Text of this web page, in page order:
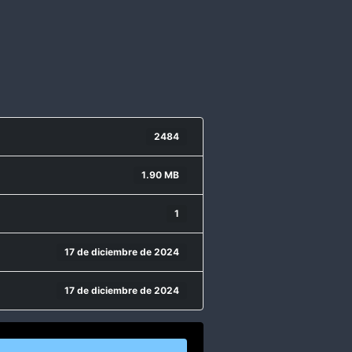
2484
1.90 MB
1
17 de diciembre de 2024
17 de diciembre de 2024